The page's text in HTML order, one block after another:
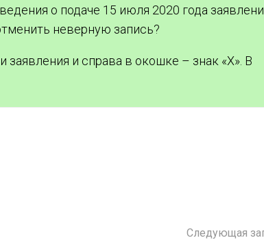
о подаче 15 июля 2020 года
неверную запись?
и справа в окошке – знак «Х». В
Следующая